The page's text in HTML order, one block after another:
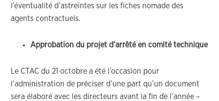
l’éventualité d’astreintes sur les fiches nomade des
agents contractuels.
Approbation du projet d’arrêté en comité technique
Le CTAC du 21 octobre a été l’occasion pour
l’administration de préciser d’une part qu’un document
sera élaboré avec les directeurs avant la fin de l’année –